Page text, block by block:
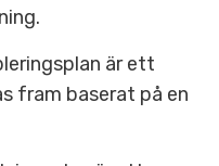
är ett
fram baserat på en